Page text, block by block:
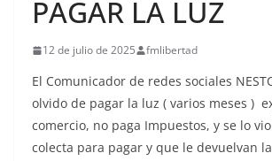
PAGAR LA LUZ
12 de julio de 2025 fmlibertad
El Comunicador de redes sociales
olvido de pagar la luz ( varios meses )
comercio, no paga Impuestos, y se lo
colecta para pagar y que le devuelvan